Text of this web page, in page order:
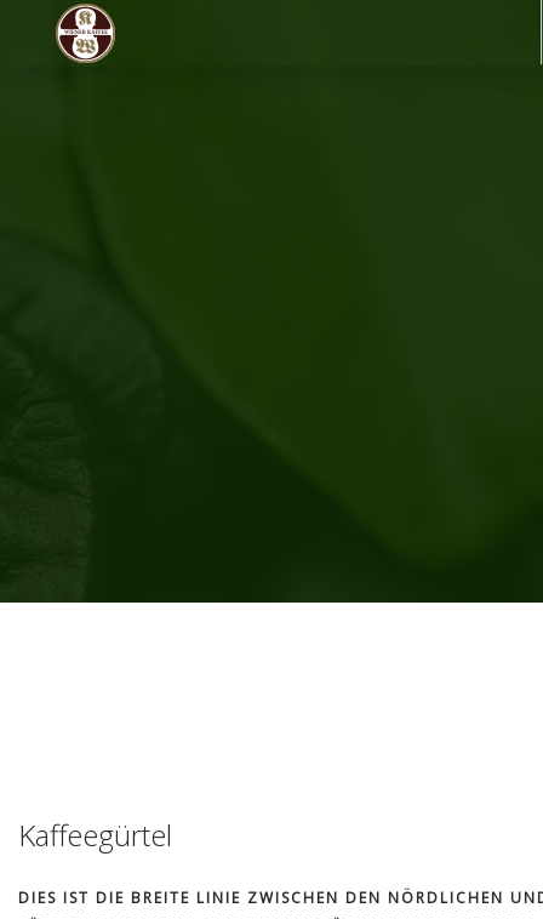
Kaffeegürtel
DIES IST DIE BREITE LINIE ZWISCHEN DEN NÖRDLICHEN